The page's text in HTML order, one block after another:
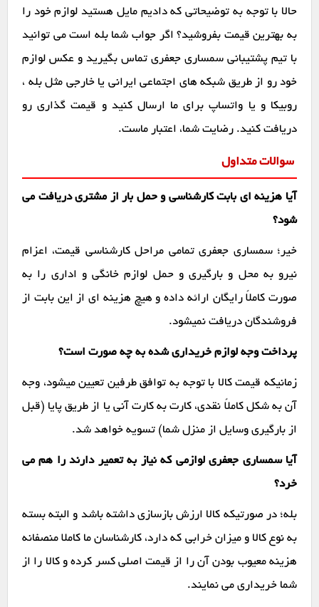
حالا با توجه به توضیحاتی که دادیم مایل هستید لوازم خود را
به بهترین قیمت بفروشید؟ اگر جواب شما بله است می توانید
با تیم پشتیبانی سمساری جعفری تماس بگیرید و عکس لوازم
خود رو از طریق شبکه های اجتماعی ایرانی یا خارجی مثل بله ،
روبیکا و یا واتساپ برای ما ارسال کنید و قیمت گذاری رو
دریافت کنید. رضایت شما، اعتبار ماست.
سوالات متداول
آیا هزینه ای بابت کارشناسی و حمل بار از مشتری دریافت می
شود؟
خیر؛ سمساری جعفری تمامی مراحل کارشناسی قیمت، اعزام
نیرو به محل و بارگیری و حمل لوازم خانگی و اداری را به
صورت کاملاً رایگان ارائه داده و هیچ هزینه ای از این بابت از
فروشندگان دریافت نمیشود.
پرداخت وجه لوازم خریداری شده به چه صورت است؟
زمانیکه قیمت کالا با توجه به توافق طرفین تعیین میشود، وجه
آن به شکل کاملاً نقدی، کارت به کارت آنی یا از طریق پایا (قبل
از بارگیری وسایل از منزل شما) تسویه خواهد شد.
آیا سمساری جعفری لوازمی که نیاز به تعمیر دارند را هم می
خرد؟
بله؛ در صورتیکه کالا ارزش بازسازی داشته باشد و البته بسته
به نوع کالا و میزان خرابی که دارد، کارشناسان ما کاملا منصفانه
هزینه معیوب بودن آن را از قیمت اصلی کسر کرده و کالا را از
شما خریداری می نمایند.